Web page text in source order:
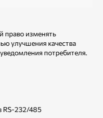
право изменять
улучшения качества
потребителя.
RS-232/485